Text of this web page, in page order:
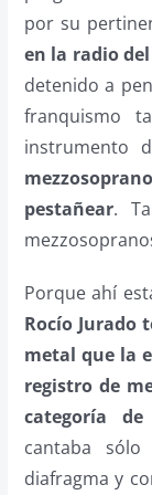
por su
en la radio
detenido a
franquismo
instrumento
pestañear.
Porque ahí
Rocío Jurado
metal que la
registro de
categoría
cantaba
diafragma y